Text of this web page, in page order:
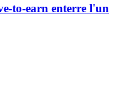
to-earn enterre l'un